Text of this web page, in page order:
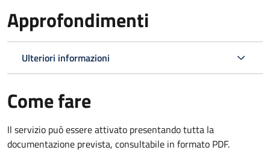
Approfondimenti
Ulteriori informazioni
Come fare
Il servizio può essere attivato presentando tutta la
documentazione prevista, consultabile in formato PDF.